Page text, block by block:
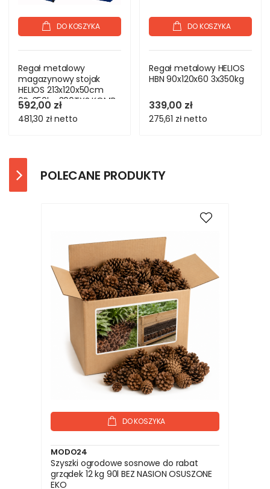
DO KOSZYKA
Regał metalowy
magazynowy stojak
HELIOS 213x120x50cm
6Px350kg 300TYS KOMB
592,00 zł
481,30 złnetto
DO KOSZYKA
Regał metalowy HELIOS
HBN 90x120x60 3x350kg
339,00 zł
275,61 złnetto
POLECANE PRODUKTY
DO KOSZYKA
MODO24
Szyszki ogrodowe sosnowe do rabat
grządek 12 kg 90l BEZ NASION OSUSZONE
EKO